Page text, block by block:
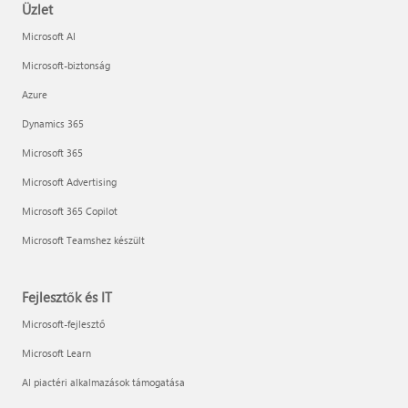
Üzlet
Microsoft AI
Microsoft-biztonság
Azure
Dynamics 365
Microsoft 365
Microsoft Advertising
Microsoft 365 Copilot
Microsoft Teamshez készült
Fejlesztők és IT
Microsoft-fejlesztő
Microsoft Learn
AI piactéri alkalmazások támogatása